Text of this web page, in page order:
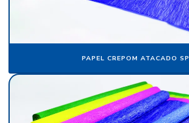
Fabricante papel de seda
Flocos de nylon
Flocos de nylon comprar
Folha de papel camurça
PAPEL CREPOM ATACADO SP